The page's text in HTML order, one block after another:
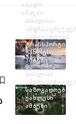
ᲐᲮᲐᲚᲘ
ᲐᲛᲑᲔᲑᲘ
ᲗᲑᲘᲚᲘᲡᲘ
ᲡᲐᲖᲝᲒᲐᲓᲝᲔᲑᲐ
ᲢᲠᲐᲜᲡᲞᲝᲠᲢᲘ
ᲣᲐᲮᲚᲔᲡᲘ
ᲐᲛᲑᲔᲑᲘ
ᲐᲮᲐᲚᲘ
ᲐᲛᲑᲔᲑᲘ
ᲔᲙᲝᲜᲝᲛᲘᲙᲐ
ᲗᲑᲘᲚᲘᲡᲘ
ᲡᲐᲖᲝᲒᲐᲓᲝᲔᲑᲐ
ᲣᲐᲮᲚᲔᲡᲘ
ᲐᲛᲑᲔᲑᲘ